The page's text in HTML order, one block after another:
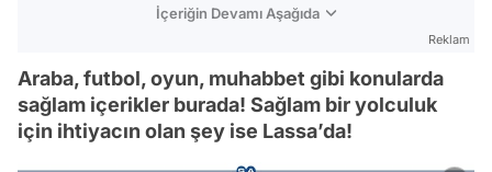
İçeriğin Devamı Aşağıda
Reklam
Araba, futbol, oyun, muhabbet gibi konularda
sağlam içerikler burada! Sağlam bir yolculuk
için ihtiyacın olan şey ise Lassa’da!